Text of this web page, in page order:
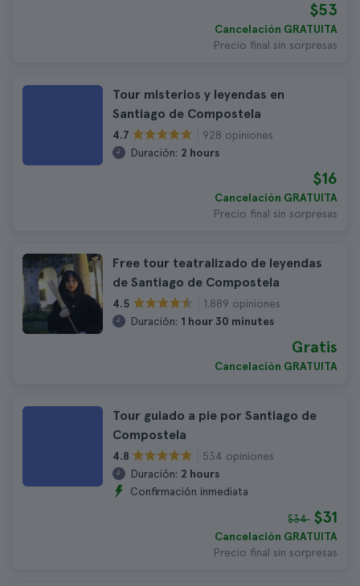
$53
Cancelación GRATUITA
Precio final sin sorpresas
Tour misterios y leyendas en
Santiago de Compostela
4.7
928 opiniones
Duración: 2 hours
$16
Cancelación GRATUITA
Precio final sin sorpresas
Free tour teatralizado de leyendas
de Santiago de Compostela
4.5
1.889 opiniones
Duración: 1 hour 30 minutes
Gratis
Cancelación GRATUITA
Tour guiado a pie por Santiago de
Compostela
4.8
534 opiniones
Duración: 2 hours
Confirmación inmediata
$34 $31
Cancelación GRATUITA
Precio final sin sorpresas